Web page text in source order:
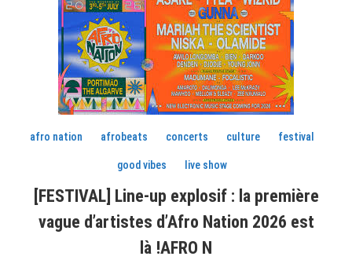
afro nation afrobeats concerts culture festival
good vibes live show
[FESTIVAL] Line-up explosif : la première
vague d’artistes d’Afro Nation 2026 est
là !AFRO N